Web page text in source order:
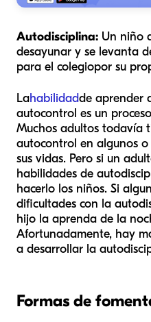
Autodisciplina: Un niño
desayunar y se levanta
para el colegiopor su
Lahabilidadde aprender
autocontrol es un
Muchos adultos todavía
autocontrol en algunos
sus vidas. Pero si un
habilidades de
hacerlo los niños. Si
dificultades con la
hijo la aprenda de la
Afortunadamente, hay
a desarrollar la
Formas de